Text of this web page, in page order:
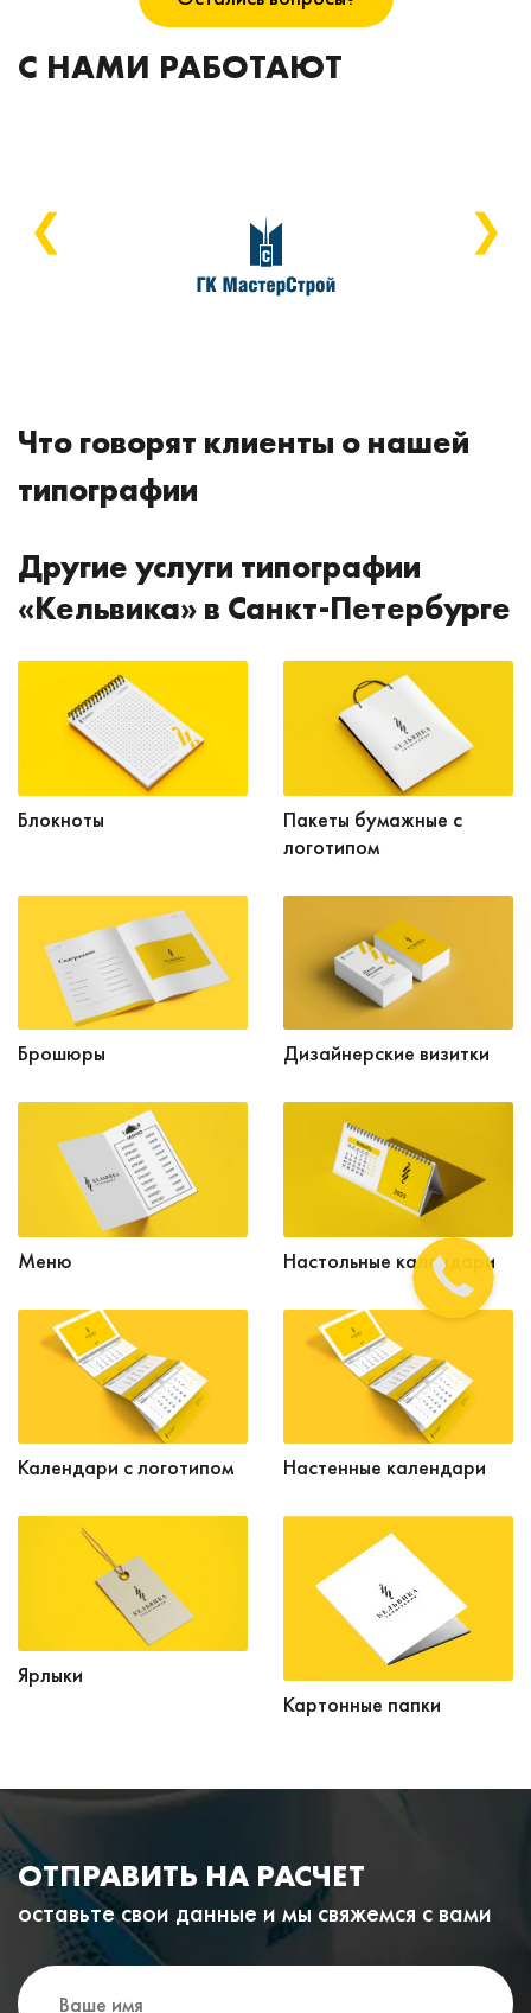
для единого стиля в вашем маркетинговом
проекте.
С НАМИ РАБОТАЮТ
❮ ❯
Что говорят клиенты о нашей
типографии
Другие услуги типографии
«Кельвика» в Санкт-Петербурге
Блокноты
Пакеты бумажные с
логотипом
Брошюры Дизайнерские визитки
Меню Настольные календари
Календари с логотипом Настенные календари
Ярлыки
Картонные папки
ОТПРАВИТЬ НА РАСЧЕТ
оставьте свои данные и мы свяжемся с вами